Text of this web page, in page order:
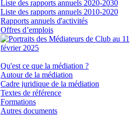
Liste des rapports annuels 2020-2030
Liste des rapports annuels 2010-2020
Rapports annuels d'activités
Offres d’emplois
Qu'est ce que la médiation ?
Autour de la médiation
Cadre juridique de la médiation
Textes de référence
Formations
Autres documents